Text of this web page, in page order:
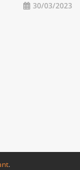
30/03/2023
.